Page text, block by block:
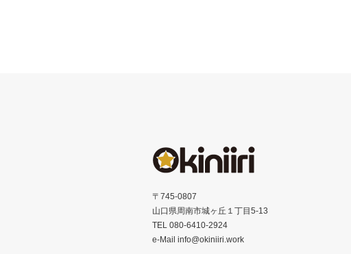
〒745-0807
山口県周南市城ヶ丘１丁目5-13
TEL 080-6410-2924
e-Mail info@okiniiri.work